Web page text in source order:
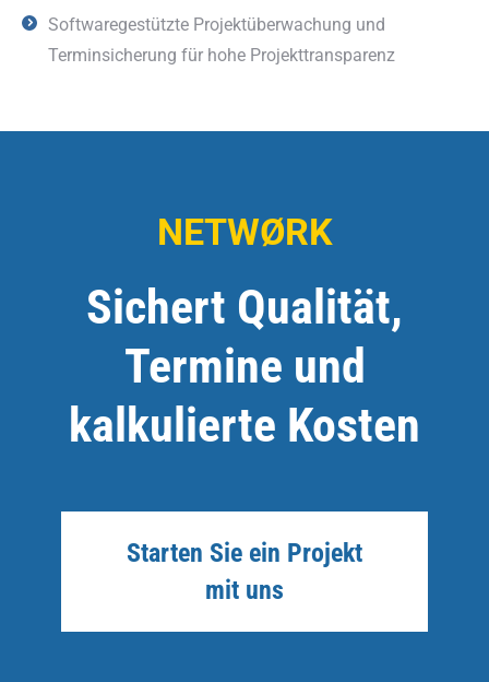
Softwaregestützte Projektüberwachung und
Terminsicherung für hohe Projekttransparenz
NETWØRK
Sichert Qualität,
Termine und
kalkulierte Kosten
Starten Sie ein Projekt
mit uns